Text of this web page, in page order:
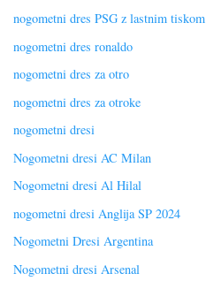
nogometni dres PSG z lastnim tiskom
nogometni dres ronaldo
nogometni dres za otro
nogometni dres za otroke
nogometni dresi
Nogometni dresi AC Milan
Nogometni dresi Al Hilal
nogometni dresi Anglija SP 2024
Nogometni Dresi Argentina
Nogometni dresi Arsenal